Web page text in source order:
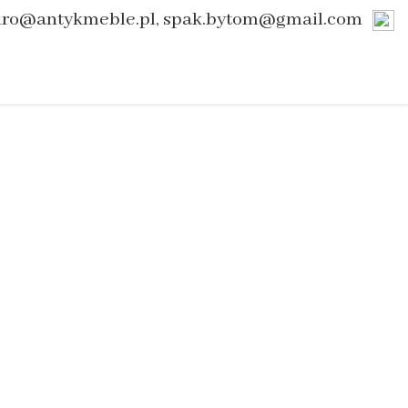
spak.bytom@gmail.com